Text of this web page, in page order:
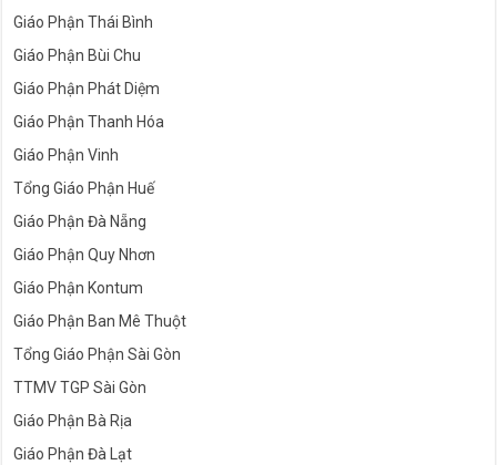
Giáo Phận Thái Bình
Giáo Phận Bùi Chu
Giáo Phận Phát Diệm
Giáo Phận Thanh Hóa
Giáo Phận Vinh
Tổng Giáo Phận Huế
Giáo Phận Đà Nẵng
Giáo Phận Quy Nhơn
Giáo Phận Kontum
Giáo Phận Ban Mê Thuột
Tổng Giáo Phận Sài Gòn
TTMV TGP Sài Gòn
Giáo Phận Bà Rịa
Giáo Phận Đà Lạt